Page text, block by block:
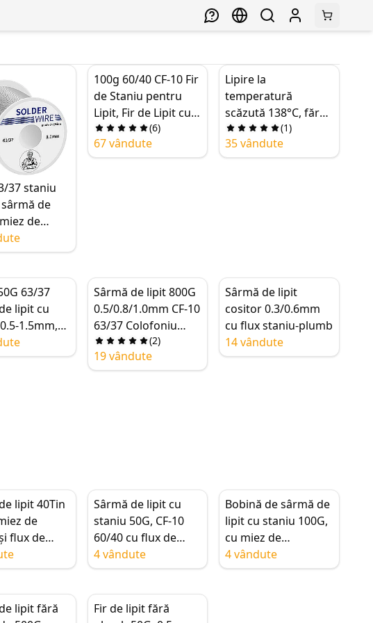
37 staniu
de
de
de
pentru
electronice
100g 60/40 CF-10 Fir
de Staniu pentru
Lipit, Fir de Lipit cu
Miez de Colofoniu,
Flux Curat pentru
Sudură, 0.5-2.0mm
(6)
67 vândute
Lipire la
temperatură
scăzută 138°C, fără
plumb, Sn42 Bi50
Cu8 / 0.5-0.6mm,
50g
(1)
35 vândute
63/37
lipit cu
1.5mm,
Miez de
Sârmă de lipit 800G
0.5/0.8/1.0mm CF-10
63/37 Colofoniu
Staniu Plumb Sârmă
de lipit Miez Flux
pentru Sudură
(2)
19 vândute
Sârmă de lipit
cositor 0.3/0.6mm
cu flux staniu-plumb
14 vândute
lipit 40Tin
de
flux de
de lipit
sârmă de
Sârmă de lipit cu
staniu 50G, CF-10
60/40 cu flux de
miez de colofoniu,
lipire curată pentru
2.0mm
4 vândute
Bobină de sârmă de
lipit cu staniu 100G,
cu miez de
colofoniu curat,
pentru sudură,
4 vândute
lipit fără
Fir de lipit fără